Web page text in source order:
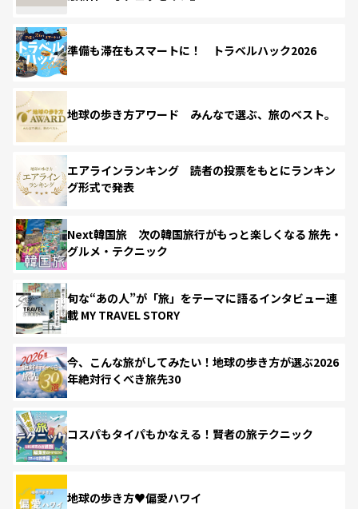
準備も滞在もスマートに！ トラベルハック2026
地球の歩き方アワード みんなで選ぶ、旅のベスト。
エアラインランキング 読者の投票をもとにランキン
グ形式で発表
Next韓国旅 次の韓国旅行がもっと楽しくなる 旅先・
グルメ・テクニック
旬な“あの人”が「旅」をテーマに語るインタビュー連
載 MY TRAVEL STORY
今、こんな旅がしてみたい！地球の歩き方が選ぶ2026
年絶対行くべき旅先30
コスパもタイパもかなえる！賢者の旅テクニック
地球の歩き方♥偏愛ハワイ